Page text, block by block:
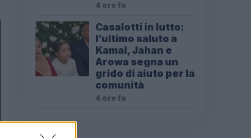
4 ore fa
Casalotti in lutto:
l’ultimo saluto a
Kamal, Jahan e
Arowa segna un
grido di aiuto per la
comunità
4 ore fa